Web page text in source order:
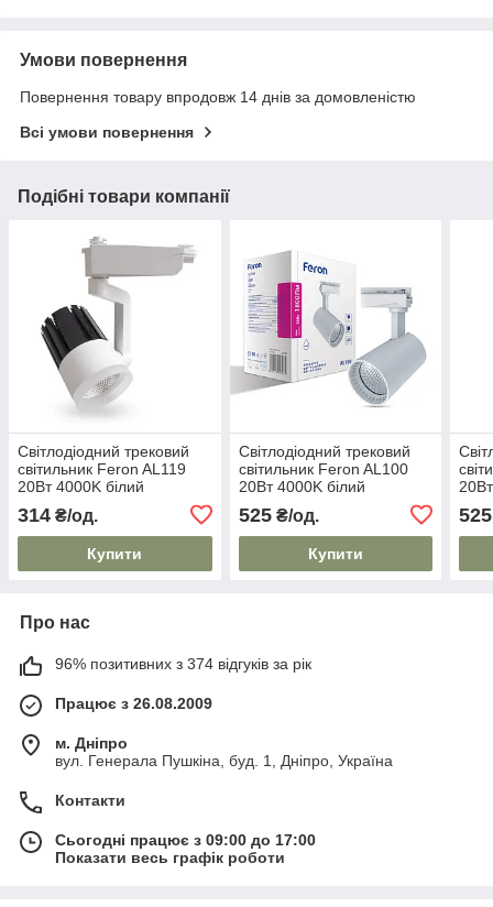
Умови повернення
Повернення товару впродовж 14 днів за домовленістю
Всі умови повернення
Подібні товари компанії
Світлодіодний трековий
світильник Feron AL119
20Вт 4000K білий
314 ₴/од.
Купити
Світлодіодний трековий
світильник Feron AL100
20Вт 4000K білий
525₴/од.
Купити
525
Про нас
96% позитивних з 374 відгуків за рік
Працює з 26.08.2009
м. Дніпро
вул. Генерала Пушкіна, буд. 1, Дніпро, Україна
Контакти
Сьогодні працює з 09:00 до 17:00
Показати весь графік роботи